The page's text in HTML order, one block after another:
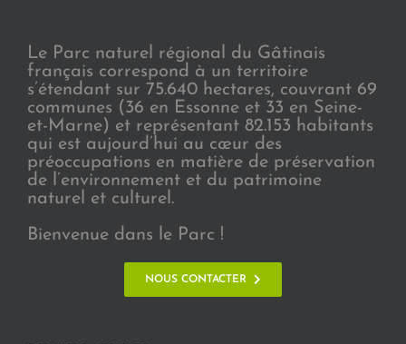
Le Parc naturel régional du Gâtinais
français correspond à un territoire
s’étendant sur 75.640 hectares, couvrant 69
communes (36 en Essonne et 33 en Seine-
et-Marne) et représentant 82.153 habitants
qui est aujourd’hui au cœur des
préoccupations en matière de préservation
de l’environnement et du patrimoine
naturel et culturel.
Bienvenue dans le Parc !
NOUS CONTACTER